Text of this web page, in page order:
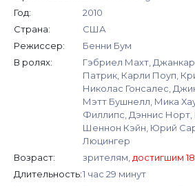
Год:
2010
Страна:
США
Режиссер:
Бенни Бум
В ролях:
Гэбриел Махт,
Патрик, Карли Поуп,
Николас Гонсалес,
Мэтт Бушнелл, Мика
Филлипс, Дэннис Норт,
Шеннон Кэйн, Юрий
Люцингер
Возраст:
зрителям, достигшим
Длительность:1 час 29 минут